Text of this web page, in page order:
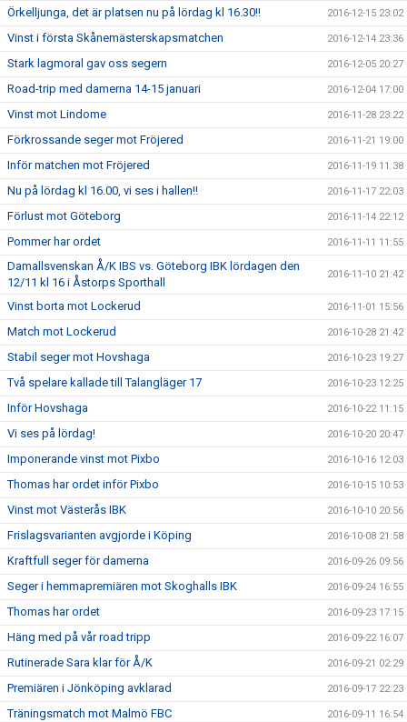
Örkelljunga, det är platsen nu på lördag kl 16.30!! 2016-12-15 23:02
Vinst i första Skånemästerskapsmatchen 2016-12-14 23:36
Stark lagmoral gav oss segern 2016-12-05 20:27
Road-trip med damerna 14-15 januari 2016-12-04 17:00
Vinst mot Lindome 2016-11-28 23:22
Förkrossande seger mot Fröjered 2016-11-21 19:00
Inför matchen mot Fröjered 2016-11-19 11:38
Nu på lördag kl 16.00, vi ses i hallen!! 2016-11-17 22:03
Förlust mot Göteborg 2016-11-14 22:12
Pommer har ordet 2016-11-11 11:55
Damallsvenskan Å/K IBS vs. Göteborg IBK lördagen den
12/11 kl 16 i Åstorps Sporthall
2016-11-10 21:42
Vinst borta mot Lockerud 2016-11-01 15:56
Match mot Lockerud 2016-10-28 21:42
Stabil seger mot Hovshaga 2016-10-23 19:27
Två spelare kallade till Talangläger 17 2016-10-23 12:25
Inför Hovshaga 2016-10-22 11:15
Vi ses på lördag! 2016-10-20 20:47
Imponerande vinst mot Pixbo 2016-10-16 12:03
Thomas har ordet inför Pixbo 2016-10-15 10:53
Vinst mot Västerås IBK 2016-10-10 20:56
Frislagsvarianten avgjorde i Köping 2016-10-08 21:58
Kraftfull seger för damerna 2016-09-26 09:56
Seger i hemmapremiären mot Skoghalls IBK 2016-09-24 16:55
Thomas har ordet 2016-09-23 17:15
Häng med på vår road tripp 2016-09-22 16:07
Rutinerade Sara klar för Å/K 2016-09-21 02:29
Premiären i Jönköping avklarad 2016-09-17 22:23
Träningsmatch mot Malmö FBC 2016-09-11 16:54